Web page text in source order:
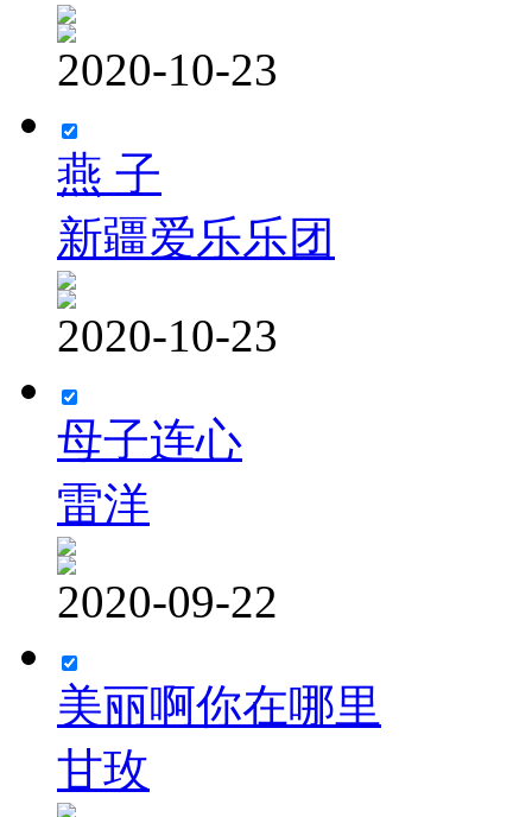
2020-10-23
燕 子
新疆爱乐乐团
2020-10-23
母子连心
雷洋
2020-09-22
美丽啊你在哪里
甘玫